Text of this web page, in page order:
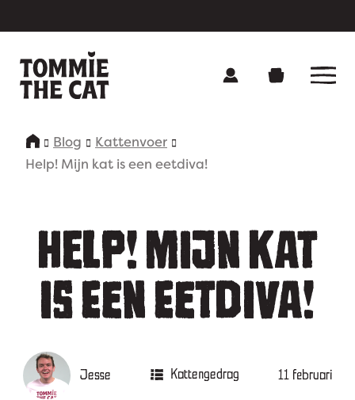
Onze producten
Contact
Voedingsadvies
Blog
Kattenvoer
Help! Mijn kat is een eetdiva!
HELP! MIJN KAT
IS EEN EETDIVA!
Jesse Kattengedrag 11 februari